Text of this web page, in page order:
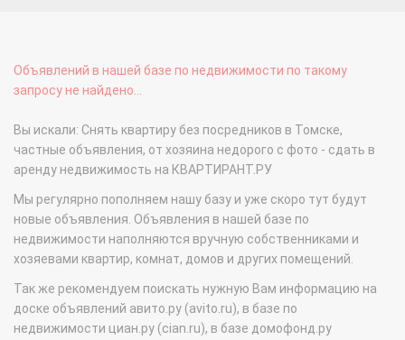
Объявлений в нашей базе по недвижимости по такому
запросу не найдено...
Вы искали: Снять квартиру без посредников в Томске,
частные объявления, от хозяина недорого с фото - сдать в
аренду недвижимость на КВАРТИРАНТ.РУ
Мы регулярно пополняем нашу базу и уже скоро тут будут
новые объявления. Объявления в нашей базе по
недвижимости наполняются вручную собственниками и
хозяевами квартир, комнат, домов и других помещений.
Так же рекомендуем поискать нужную Вам информацию на
доске объявлений авито.ру (avito.ru), в базе по
недвижимости циан.ру (cian.ru), в базе домофонд.ру